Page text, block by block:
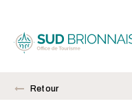
Retour